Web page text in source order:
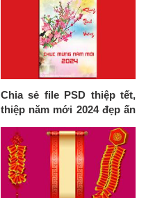
Chia sẻ file PSD thiệp tết,
thiệp năm mới 2024 đẹp ấn